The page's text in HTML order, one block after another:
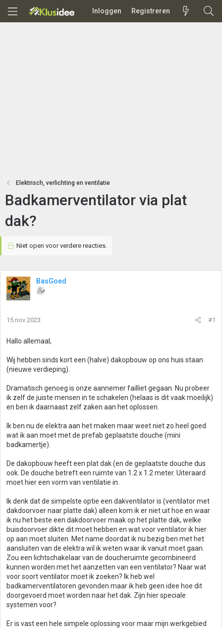
Inloggen Registreren
Elektrisch, verlichting en ventilatie
Badkamerventilator via plat
dak?
Niet open voor verdere reacties.
BasGoed
15 nov 2023 #1
Hallo allemaal,
Wij hebben sinds kort een (halve) dakopbouw op ons huis staan
(nieuwe verdieping).
Dramatisch genoeg is onze aannemer failliet gegaan. Nu probeer
ik zelf de juiste mensen in te schakelen (helaas is dit vaak moeilijk)
en ben ik daarnaast zelf zaken aan het oplossen.
Ik ben nu de elektra aan het maken maar weet niet zo heel goed
wat ik aan moet met de prefab geplaatste douche (mini
badkamertje).
De dakopbouw heeft een plat dak (en de geplaatste douche dus
ook. De douche betreft een ruimte van 1.2 x 1.2 meter. Uiteraard
moet hier een vorm van ventilatie in.
Ik denk dat de simpelste optie een dakventilator is (ventilator met
dakdoorvoer naar platte dak) alleen kom ik er niet uit hoe en waar
ik nu het beste een dakdoorvoer maak op het platte dak, welke
buisdoorvoer dikte dit moet hebben en wat voor ventilator ik hier
op aan moet sluiten. Met name doordat ik nu bezig ben met het
aansluiten van de elektra wil ik weten waar ik vanuit moet gaan.
Zou een lichtschakelaar van de doucheruimte gecombineerd
kunnen worden met het aanzetten van een ventilator? Naar wat
voor soort ventilator moet ik zoeken? Ik heb wel
badkamerventilatoren gevonden maar ik heb geen idee hoe dit
doorgevoerd moet worden naar het dak. Zijn hier speciale
systemen voor?
Er is vast een hele simpele oplossing voor maar mijn werkgebied